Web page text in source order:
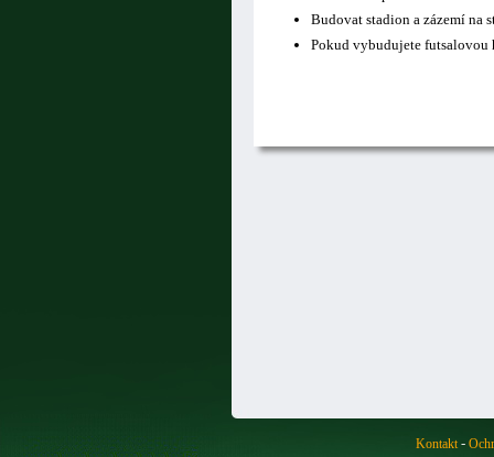
Budovat stadion a zázemí na
Pokud vybudujete futsalovou
Kontakt-